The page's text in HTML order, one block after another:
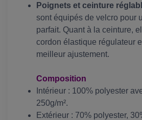
Poignets et ceinture
sont équipés de velcro pour
parfait. Quant à la ceinture,
cordon élastique régulateur
meilleur ajustement.
Composition
Intérieur : 100% polyester
250g/m².
Extérieur : 70% polyester,